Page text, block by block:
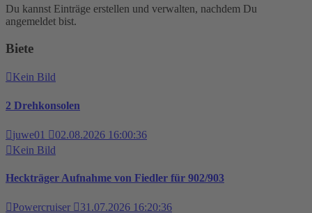
Du kannst Einträge erstellen und verwalten, nachdem Du
angemeldet bist.
Biete
Kein Bild
2 Drehkonsolen
juwe01
02.08.2026 16:00:36
Kein Bild
Heckträger Aufnahme von Fiedler für 902/903
Powercruiser 31.07.2026 16:20:36